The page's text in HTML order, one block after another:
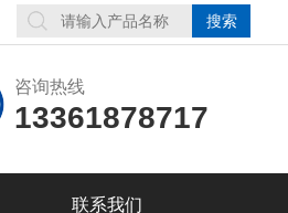
咨询热线
13361878717
联系我们